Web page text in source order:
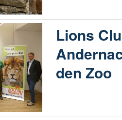
Lions
den Zoo